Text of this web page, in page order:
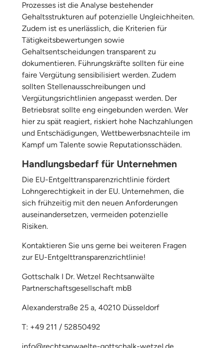
Prozesses ist die Analyse bestehender
Gehaltsstrukturen auf potenzielle Ungleichheiten.
Zudem ist es unerlässlich, die Kriterien für
Tätigkeitsbewertungen sowie
Gehaltsentscheidungen transparent zu
dokumentieren. Führungskräfte sollten für eine
faire Vergütung sensibilisiert werden. Zudem
sollten Stellenausschreibungen und
Vergütungsrichtlinien angepasst werden. Der
Betriebsrat sollte eng eingebunden werden. Wer
hier zu spät reagiert, riskiert hohe Nachzahlungen
und Entschädigungen, Wettbewerbsnachteile im
Kampf um Talente sowie Reputationsschäden.
Handlungsbedarf für Unternehmen
Die EU-Entgelttransparenzrichtlinie fördert
Lohngerechtigkeit in der EU. Unternehmen, die
sich frühzeitig mit den neuen Anforderungen
auseinandersetzen, vermeiden potenzielle
Risiken.
Kontaktieren Sie uns gerne bei weiteren Fragen
zur EU-Entgelttransparenzrichtlinie!
Gottschalk I Dr. Wetzel Rechtsanwälte
Partnerschaftsgesellschaft mbB
Alexanderstraße 25 a, 40210 Düsseldorf
T: +49 211 / 52850492